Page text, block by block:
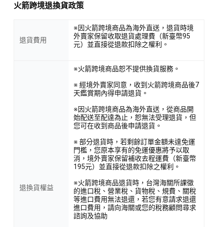
火箭跨境退換貨政策
退貨費用
※因火箭跨境商品為海外直送，退貨時境
外賣家保留收取退貨處理費（新臺幣95
元）並直接從退款扣除之權利。
退換貨權益
※火箭跨境商品恕不提供換貨服務。
※ 經境外賣家同意，收到火箭跨境商品後7
天鑑賞期內得申請退貨。
※因火箭跨境商品為海外直送，從商品開
始配送至配達為止，恕無法受理退貨，但
您可在收到商品後申請退貨。
※ 部分退貨時，若剩餘訂單金額未達免運
門檻，您原本享有的免運優惠將予以取
消，境外賣家保留補收去程運費（新臺幣
195元）並直接從退款扣除之權利。
※火箭跨境商品退貨時，台灣海關所課徵
的進口稅、營業稅、貨物稅、規費、關稅
等進口費用無法退還，若您有意請求退還
進口費用，請向海關或您的稅務顧問尋求
諮詢及協助